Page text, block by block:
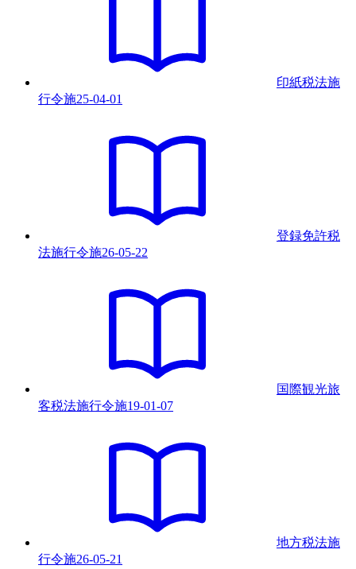
印紙税法施
行令施25-04-01
登録免許税
法施行令施26-05-22
国際観光旅
客税法施行令施19-01-07
地方税法施
行令施26-05-21